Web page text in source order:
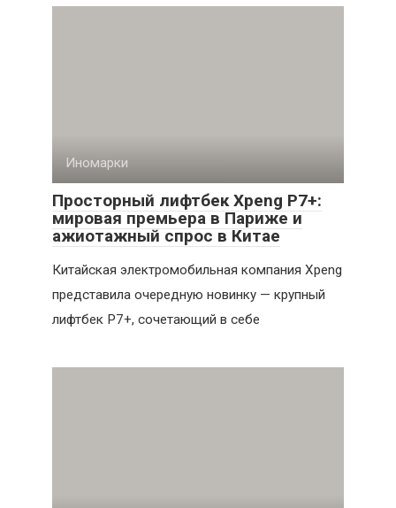
Иномарки
Просторный лифтбек Xpeng P7+:
мировая премьера в Париже и
ажиотажный спрос в Китае
Китайская электромобильная компания Xpeng
представила очередную новинку — крупный
лифтбек P7+, сочетающий в себе